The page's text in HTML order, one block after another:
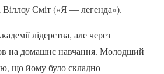
Віллоу Сміт («Я — легенда»).
лідерства, але через
на домашнє навчання. Молодший
що йому було складно